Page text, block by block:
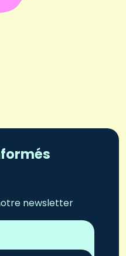
newsletter